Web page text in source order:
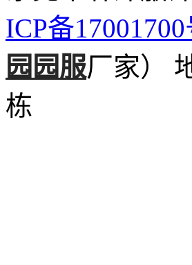
ICP备17001700
园园服厂家）
栋